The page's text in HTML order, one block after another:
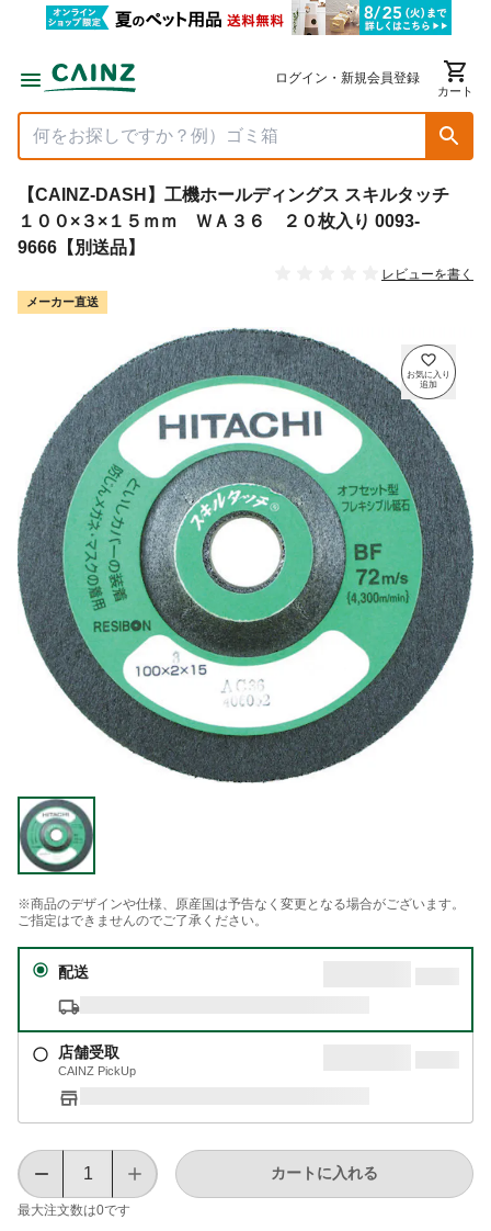
ログイン・新規会員登録
カート
【CAINZ-DASH】工機ホールディングス スキルタッチ
１００×３×１５ｍｍ ＷＡ３６ ２０枚入り 0093-
9666【別送品】
レビューを書く
メーカー直送
※商品のデザインや仕様、原産国は予告なく変更となる場合がございます。
ご指定はできませんのでご了承ください。
配送
店舗受取
CAINZ PickUp
最大注文数は0です
カートに入れる